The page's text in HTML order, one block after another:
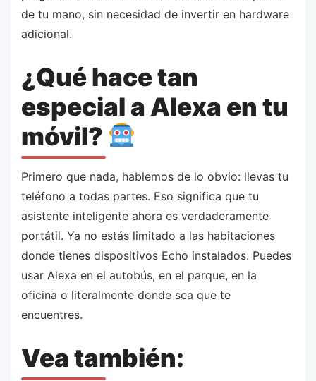
de tu mano, sin necesidad de invertir en hardware
adicional.
¿Qué hace tan
especial a Alexa en tu
móvil?
Primero que nada, hablemos de lo obvio: llevas tu
teléfono a todas partes. Eso significa que tu
asistente inteligente ahora es verdaderamente
portátil. Ya no estás limitado a las habitaciones
donde tienes dispositivos Echo instalados. Puedes
usar Alexa en el autobús, en el parque, en la
oficina o literalmente donde sea que te
encuentres.
Vea también: